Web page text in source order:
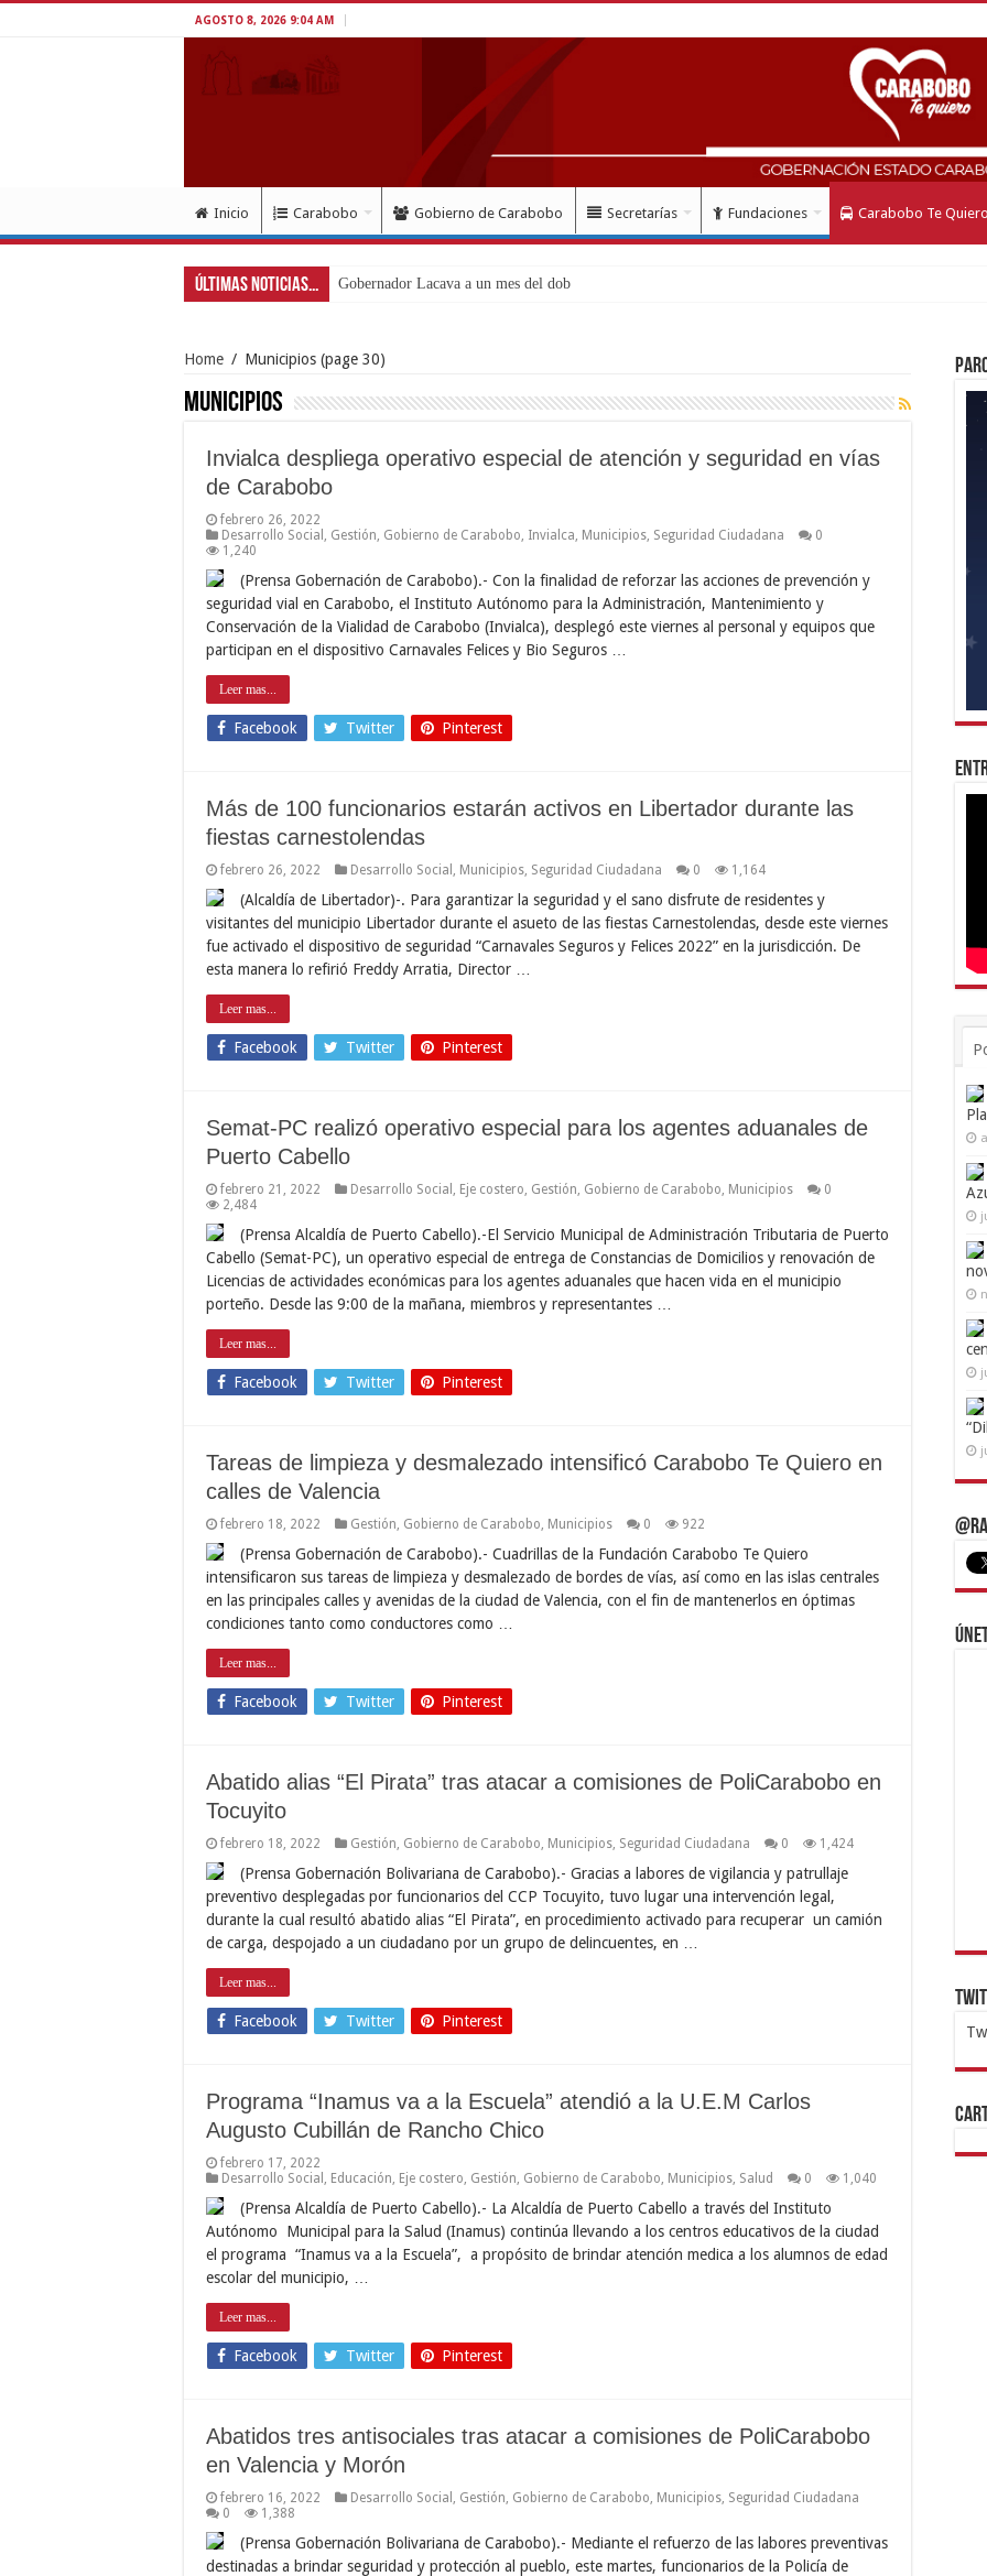
AGOSTO 8, 2026 9:04 AM
Inicio Carabobo Gobierno de Carabobo Secretarías Fundaciones Carabobo Te Quiero
Últimas Noticias... Gobernador Lacava a un mes del doblete sísmico: “Hon
Home / Municipios (page 30)
Municipios
Invialca despliega operativo especial de atención y seguridad en vías
de Carabobo
febrero 26, 2022
Desarrollo Social
Gestión Gobierno de Carabobo Invialca Municipios Seguridad Ciudadana
0
1,240
(Prensa Gobernación de Carabobo).- Con la finalidad de reforzar las acciones de prevención y
seguridad vial en Carabobo, el Instituto Autónomo para la Administración, Mantenimiento y
Conservación de la Vialidad de Carabobo (Invialca), desplegó este viernes al personal y equipos que
participan en el dispositivo Carnavales Felices y Bio Seguros …
Leer mas...
Facebook Twitter Pinterest
Más de 100 funcionarios estarán activos en Libertador durante las
fiestas carnestolendas
febrero 26, 2022 Desarrollo Social Municipios Seguridad Ciudadana 0 1,164
(Alcaldía de Libertador)-. Para garantizar la seguridad y el sano disfrute de residentes y
visitantes del municipio Libertador durante el asueto de las fiestas Carnestolendas, desde este viernes
fue activado el dispositivo de seguridad “Carnavales Seguros y Felices 2022” en la jurisdicción. De
esta manera lo refirió Freddy Arratia, Director …
Leer mas...
Facebook Twitter Pinterest
Semat-PC realizó operativo especial para los agentes aduanales de
Puerto Cabello
febrero 21, 2022 Desarrollo Social Eje costero Gestión Gobierno de Carabobo Municipios
0
2,484
(Prensa Alcaldía de Puerto Cabello).-El Servicio Municipal de Administración Tributaria de Puerto
Cabello (Semat-PC), un operativo especial de entrega de Constancias de Domicilios y renovación de
Licencias de actividades económicas para los agentes aduanales que hacen vida en el municipio
porteño. Desde las 9:00 de la mañana, miembros y representantes …
Leer mas...
Facebook Twitter Pinterest
Tareas de limpieza y desmalezado intensificó Carabobo Te Quiero en
calles de Valencia
febrero 18, 2022 Gestión Gobierno de Carabobo Municipios 0 922
(Prensa Gobernación de Carabobo).- Cuadrillas de la Fundación Carabobo Te Quiero
intensificaron sus tareas de limpieza y desmalezado de bordes de vías, así como en las islas centrales
en las principales calles y avenidas de la ciudad de Valencia, con el fin de mantenerlos en óptimas
condiciones tanto como conductores como …
Leer mas...
Facebook Twitter Pinterest
Abatido alias “El Pirata” tras atacar a comisiones de PoliCarabobo en
Tocuyito
febrero 18, 2022 Gestión Gobierno de Carabobo Municipios Seguridad Ciudadana 0 1,424
(Prensa Gobernación Bolivariana de Carabobo).- Gracias a labores de vigilancia y patrullaje
preventivo desplegadas por funcionarios del CCP Tocuyito, tuvo lugar una intervención legal,
durante la cual resultó abatido alias “El Pirata”, en procedimiento activado para recuperar un camión
de carga, despojado a un ciudadano por un grupo de delincuentes, en …
Leer mas...
Facebook Twitter Pinterest
Programa “Inamus va a la Escuela” atendió a la U.E.M Carlos
Augusto Cubillán de Rancho Chico
febrero 17, 2022
Desarrollo Social
Educación Eje costero Gestión Gobierno de Carabobo Municipios Salud 0 1,040
(Prensa Alcaldía de Puerto Cabello).- La Alcaldía de Puerto Cabello a través del Instituto
Autónomo Municipal para la Salud (Inamus) continúa llevando a los centros educativos de la ciudad
el programa “Inamus va a la Escuela”, a propósito de brindar atención medica a los alumnos de edad
escolar del municipio, …
Leer mas...
Facebook Twitter Pinterest
Abatidos tres antisociales tras atacar a comisiones de PoliCarabobo
en Valencia y Morón
febrero 16, 2022 Desarrollo Social Gestión Gobierno de Carabobo Municipios Seguridad Ciudadana
0
1,388
(Prensa Gobernación Bolivariana de Carabobo).- Mediante el refuerzo de las labores preventivas
destinadas a brindar seguridad y protección al pueblo, este martes, funcionarios de la Policía de